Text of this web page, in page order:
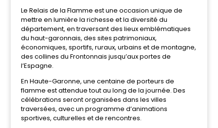
Le Relais de la Flamme est une occasion unique de
mettre en lumière la richesse et la diversité du
département, en traversant des lieux emblématiques
du haut-garonnais, des sites patrimoniaux,
économiques, sportifs, ruraux, urbains et de montagne,
des collines du Frontonnais jusqu’aux portes de
l’Espagne.
En Haute-Garonne, une centaine de porteurs de
flamme est attendue tout au long de la journée. Des
célébrations seront organisées dans les villes
traversées, avec un programme d’animations
sportives, culturelles et de rencontres.